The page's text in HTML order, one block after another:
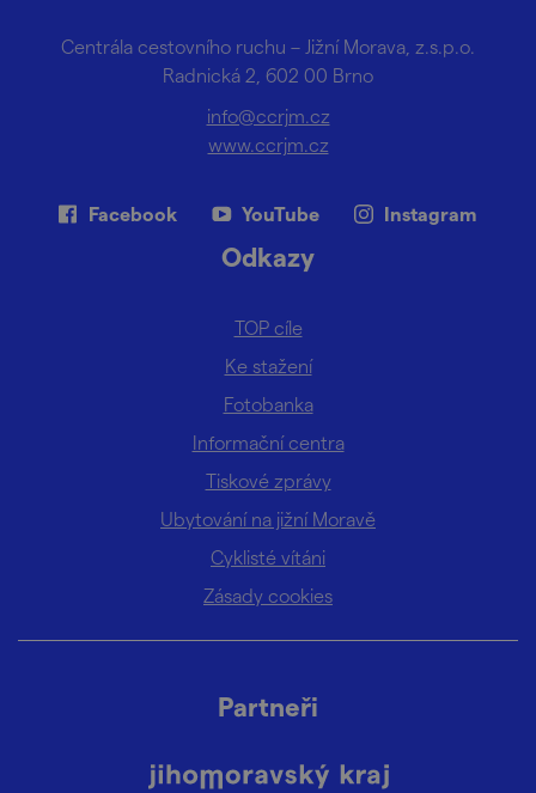
Centrála cestovního ruchu – Jižní Morava, z.s.p.o.
Radnická 2, 602 00 Brno
info@ccrjm.cz
www.ccrjm.cz
Facebook YouTube Instagram
Odkazy
TOP cíle
Ke stažení
Fotobanka
Informační centra
Tiskové zprávy
Ubytování na jižní Moravě
Cyklisté vítáni
Zásady cookies
Partneři